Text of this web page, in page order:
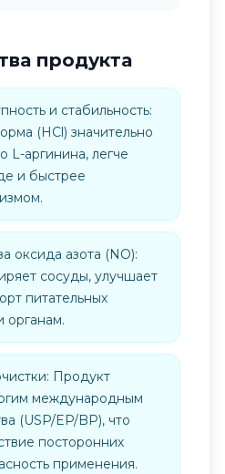
продукта
и стабильность:
(HCl) значительно
L-аргинина, легче
и быстрее
оксида азота (NO):
сосуды, улучшает
питательных
органам.
Продукт
международным
(USP/EP/BP), что
посторонних
применения.